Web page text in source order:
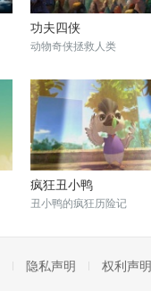
功夫四侠
动物奇侠拯救人类
疯狂丑小鸭
丑小鸭的疯狂历险记
隐私声明 权利声明